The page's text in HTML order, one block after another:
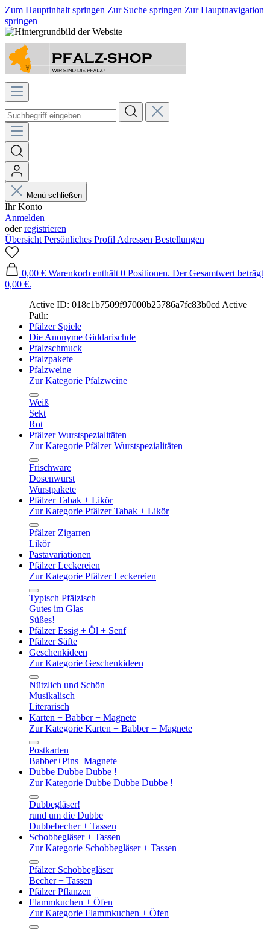
Zum Hauptinhalt springen Zur Suche springen Zur Hauptnavigation
springen
Menü schließen
Ihr Konto
Anmelden
oderregistrieren
Übersicht Persönliches Profil Adressen Bestellungen
0,00 € Warenkorb enthält 0 Positionen. Der Gesamtwert beträgt
0,00 €.
Active ID: 018c1b7509f97000b25786a7fc83b0cd Active
Path:
Pfälzer Spiele
Die Anonyme Giddarischde
Pfalzschmuck
Pfalzpakete
Pfalzweine
Zur Kategorie Pfalzweine
Weiß
Sekt
Rot
Pfälzer Wurstspezialitäten
Zur Kategorie Pfälzer Wurstspezialitäten
Frischware
Dosenwurst
Wurstpakete
Pfälzer Tabak + Likör
Zur Kategorie Pfälzer Tabak + Likör
Pfälzer Zigarren
Likör
Pastavariationen
Pfälzer Leckereien
Zur Kategorie Pfälzer Leckereien
Typisch Pfälzisch
Gutes im Glas
Süßes!
Pfälzer Essig + Öl + Senf
Pfälzer Säfte
Geschenkideen
Zur Kategorie Geschenkideen
Nützlich und Schön
Musikalisch
Literarisch
Karten + Babber + Magnete
Zur Kategorie Karten + Babber + Magnete
Postkarten
Babber+Pins+Magnete
Dubbe Dubbe Dubbe !
Zur Kategorie Dubbe Dubbe Dubbe !
Dubbegläser!
rund um die Dubbe
Dubbebecher + Tassen
Schobbegläser + Tassen
Zur Kategorie Schobbegläser + Tassen
Pfälzer Schobbegläser
Becher + Tassen
Pfälzer Pflanzen
Flammkuchen + Öfen
Zur Kategorie Flammkuchen + Öfen